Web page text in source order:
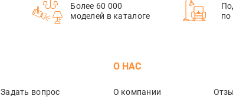
Более 60 000
моделей в каталоге
по
Задать вопрос
О НАС
О компании